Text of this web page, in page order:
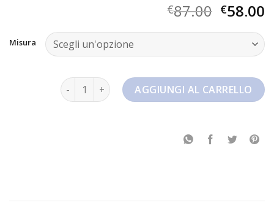
€87.00 €58.00
Misura
dunk low donna quantitàAGGIUNGI AL CARRELLO